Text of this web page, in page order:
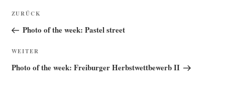
Beitragsnavigation
Vorheriger
Beitrag
ZURÜCK
Photo of the week: Pastel street
Nächster
Beitrag
WEITER
Photo of the week: Freiburger Herbstwettbewerb II